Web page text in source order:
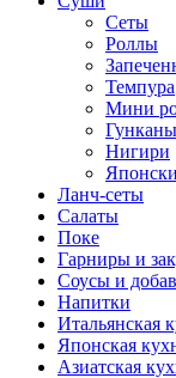
Сеты
Роллы
Темпура
Мини
Гунканы
Нигири
Ланч-сеты
Салаты
Поке
Гарниры и
Соусы и
Напитки
Итальянская
Японская
Азиатская